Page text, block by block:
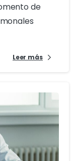
de
Leer más